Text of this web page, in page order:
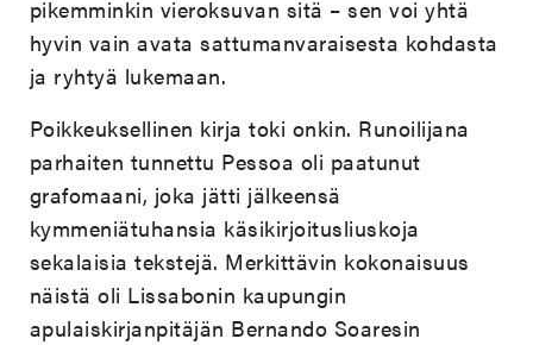
pikemminkin vieroksuvan sitä – sen voi yhtä
hyvin vain avata sattumanvaraisesta kohdasta
ja ryhtyä lukemaan.
Poikkeuksellinen kirja toki onkin. Runoilijana
parhaiten tunnettu Pessoa oli paatunut
grafomaani, joka jätti jälkeensä
kymmeniätuhansia käsikirjoitusliuskoja
sekalaisia tekstejä. Merkittävin kokonaisuus
näistä oli Lissabonin kaupungin
apulaiskirjanpitäjän Bernando Soaresin